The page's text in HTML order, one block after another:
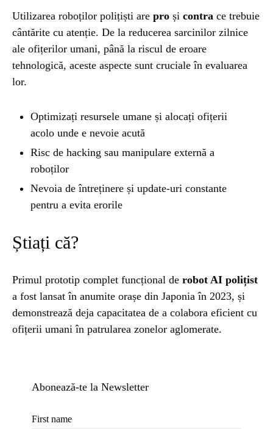
Utilizarea roboților polițiști are pro și contra ce trebuie
cântărite cu atenție. De la reducerea sarcinilor zilnice
ale ofițerilor umani, până la riscul de eroare
tehnologică, aceste aspecte sunt cruciale în evaluarea
lor.
Optimizați resursele umane și alocați ofițerii
acolo unde e nevoie acută
Risc de hacking sau manipulare externă a
roboților
Nevoia de întreținere și update-uri constante
pentru a evita erorile
Știați că?
Primul prototip complet funcțional de robot AI polițist
a fost lansat în anumite orașe din Japonia în 2023, și
demonstrează deja capacitatea de a colabora eficient cu
ofițerii umani în patrularea zonelor aglomerate.
Abonează-te la Newsletter
First name